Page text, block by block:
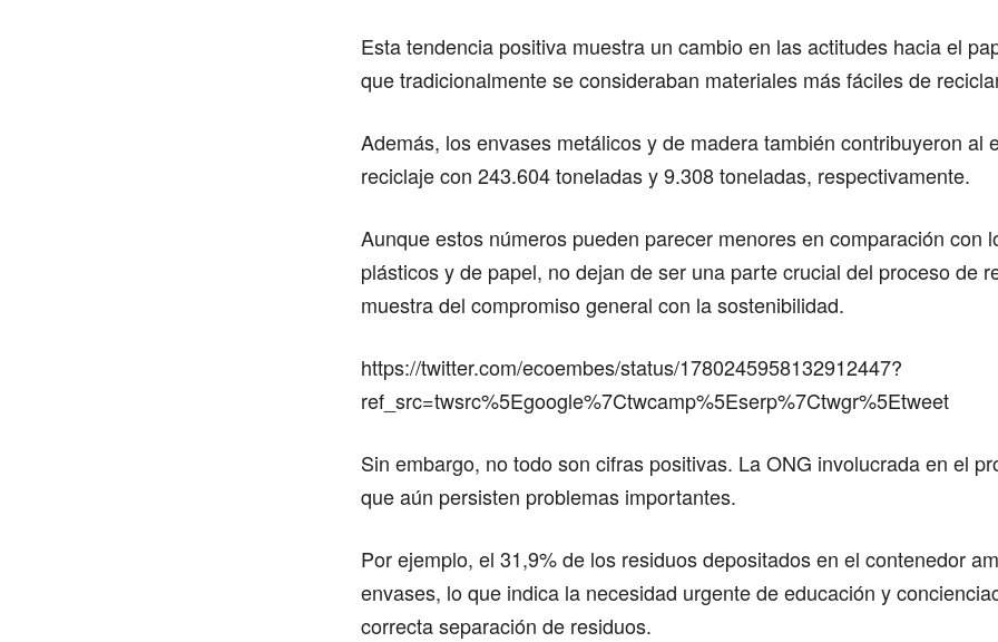
Esta tendencia positiva muestra un cambio en las actitudes hacia el
que tradicionalmente se consideraban materiales más fáciles de
Además, los envases metálicos y de madera también contribuyeron al
reciclaje con 243.604 toneladas y 9.308 toneladas, respectivamente.
Aunque estos números pueden parecer menores en comparación con
plásticos y de papel, no dejan de ser una parte crucial del proceso de
muestra del compromiso general con la sostenibilidad.
https://twitter.com/ecoembes/status/1780245958132912447?
ref_src=twsrc%5Egoogle%7Ctwcamp%5Eserp%7Ctwgr%5Etweet
Sin embargo, no todo son cifras positivas. La ONG involucrada en el
que aún persisten problemas importantes.
Por ejemplo, el 31,9% de los residuos depositados en el contenedor
envases, lo que indica la necesidad urgente de educación y
correcta separación de residuos.